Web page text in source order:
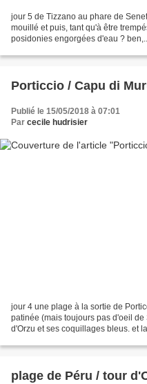
jour 5 de Tizzano au phare de
mouillé et puis, tant qu'à être
posidonies engorgées d'eau ?
Porticcio / Capu di
Publié le 15/05/2018 à 07:01
Par cecile hudrisier
jour 4 une plage à la sortie de
patinée (mais toujours pas d'oeil
d'Orzu et ses coquillages bleus. et
plage de Péru / tour